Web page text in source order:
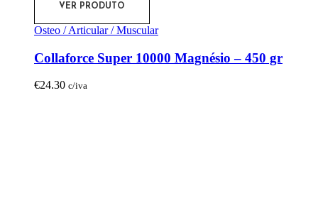
VER PRODUTO
Osteo / Articular / Muscular
Collaforce Super 10000 Magnésio – 450 gr
€24.30 c/iva